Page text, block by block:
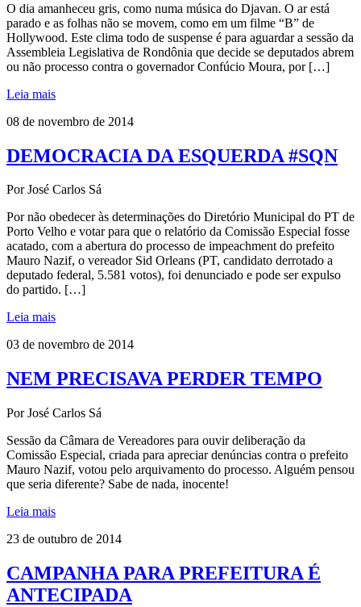
O dia amanheceu gris, como numa música do Djavan. O ar está
parado e as folhas não se movem, como em um filme “B” de
Hollywood. Este clima todo de suspense é para aguardar a sessão da
Assembleia Legislativa de Rondônia que decide se deputados abrem
ou não processo contra o governador Confúcio Moura, por […]
Leia mais
08 de novembro de 2014
DEMOCRACIA DA ESQUERDA #SQN
Por José Carlos Sá
Por não obedecer às determinações do Diretório Municipal do PT de
Porto Velho e votar para que o relatório da Comissão Especial fosse
acatado, com a abertura do processo de impeachment do prefeito
Mauro Nazif, o vereador Sid Orleans (PT, candidato derrotado a
deputado federal, 5.581 votos), foi denunciado e pode ser expulso
do partido. […]
Leia mais
03 de novembro de 2014
NEM PRECISAVA PERDER TEMPO
Por José Carlos Sá
Sessão da Câmara de Vereadores para ouvir deliberação da
Comissão Especial, criada para apreciar denúncias contra o prefeito
Mauro Nazif, votou pelo arquivamento do processo. Alguém pensou
que seria diferente? Sabe de nada, inocente!
Leia mais
23 de outubro de 2014
CAMPANHA PARA PREFEITURA É
ANTECIPADA